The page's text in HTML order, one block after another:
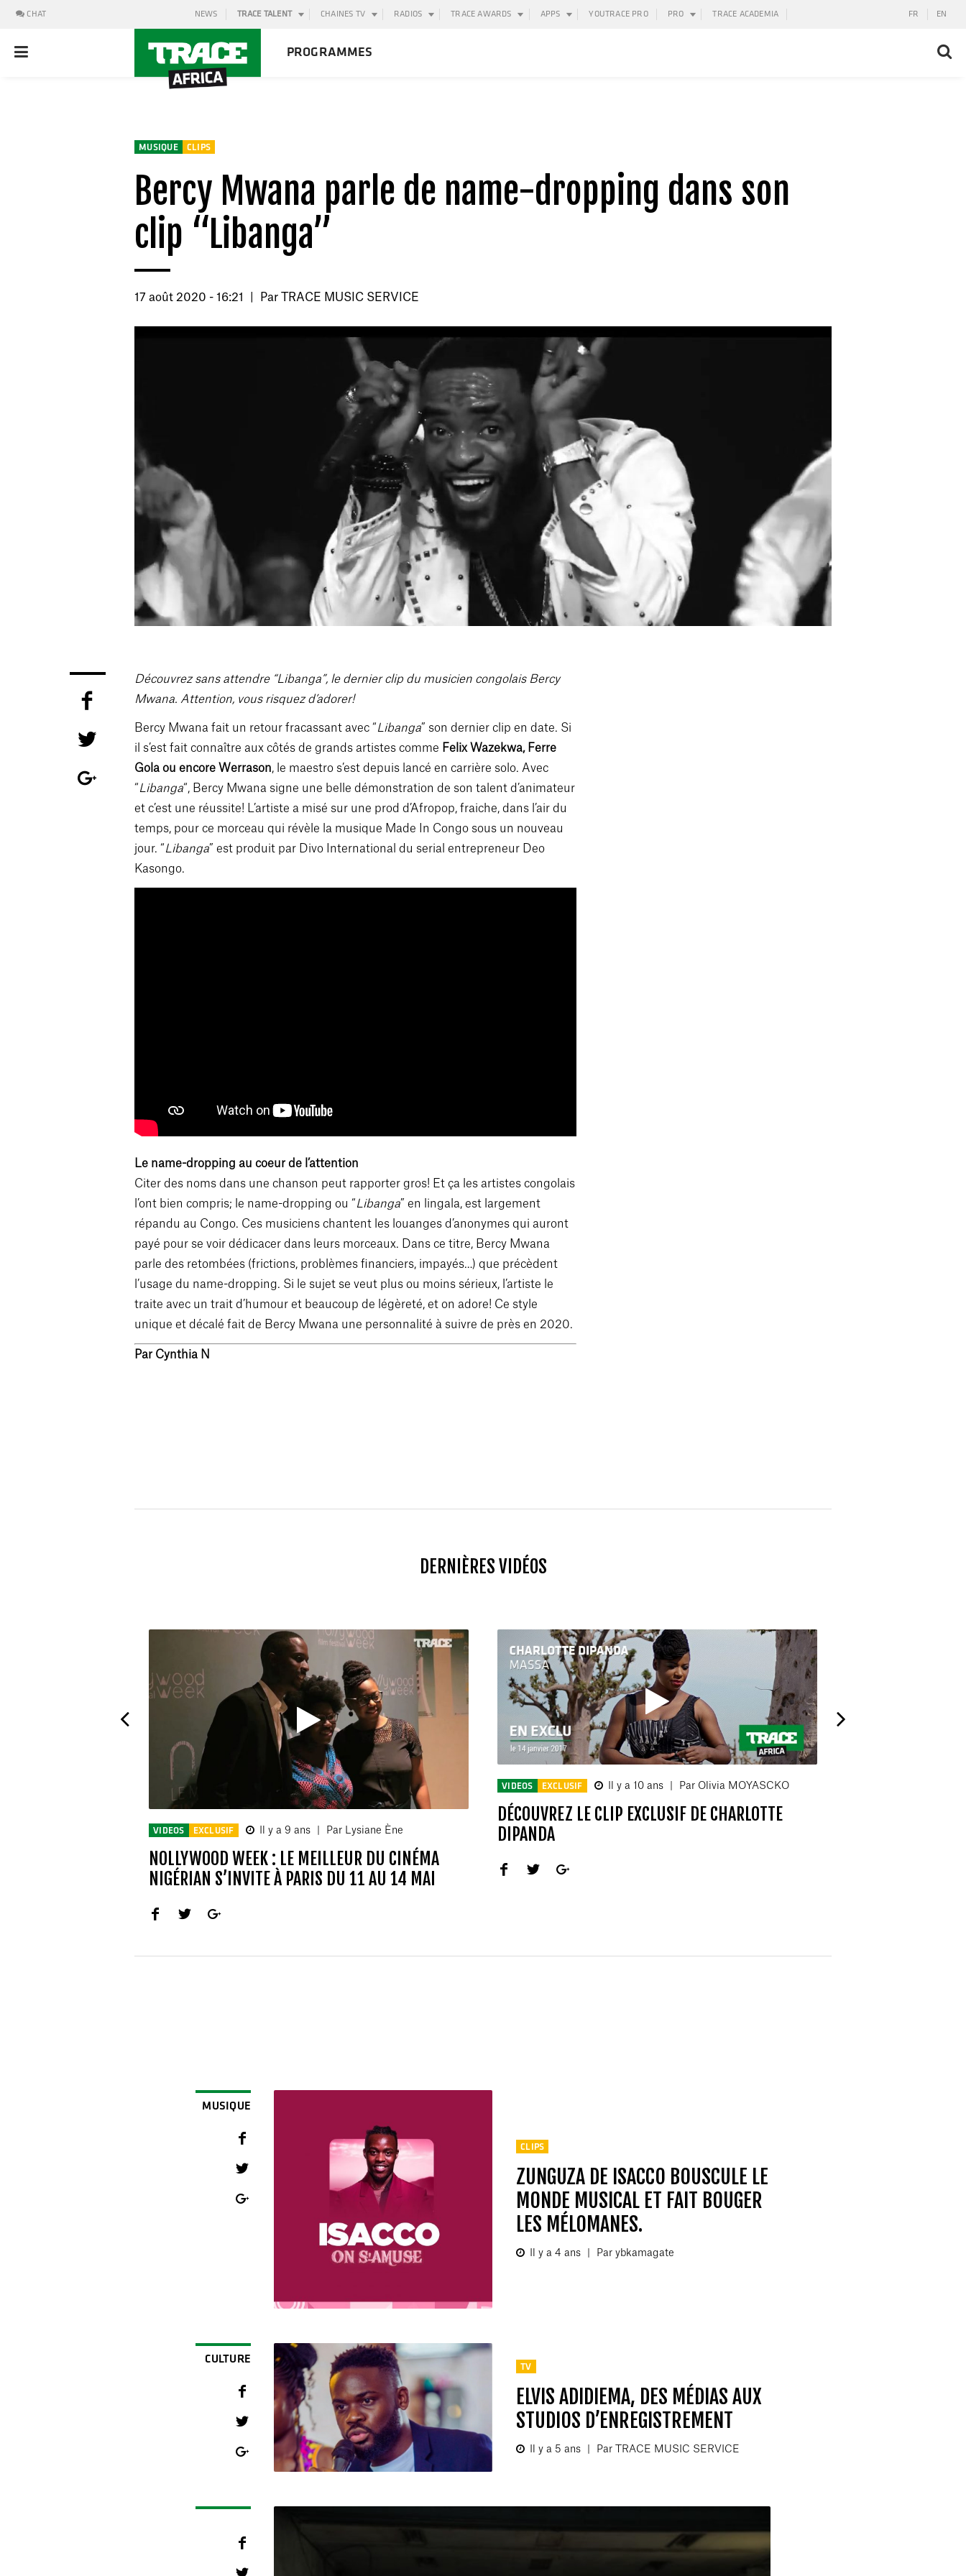
CHAT FR EN
NEWS TRACE TALENT CHAINES TV RADIOS TRACE AWARDS APPS YOUTRACE PRO PRO TRACE ACADEMIA
PROGRAMMES
MUSIQUE CLIPS
Bercy Mwana parle de name-dropping dans son
clip “Libanga”
17 août 2020 - 16:21 Par TRACE MUSIC SERVICE
Découvrez sans attendre “Libanga”, le dernier clip du musicien congolais Bercy
Mwana. Attention, vous risquez d’adorer!
Bercy Mwana fait un retour fracassant avec “Libanga” son dernier clip en date. Si
il s’est fait connaître aux côtés de grands artistes comme Felix Wazekwa, Ferre
Gola ou encore Werrason, le maestro s’est depuis lancé en carrière solo. Avec
“Libanga“, Bercy Mwana signe une belle démonstration de son talent d’animateur
et c’est une réussite! L’artiste a misé sur une prod d’Afropop, fraiche, dans l’air du
temps, pour ce morceau qui révèle la musique Made In Congo sous un nouveau
jour. “Libanga” est produit par Divo International du serial entrepreneur Deo
Kasongo.
Le name-dropping au coeur de l’attention
Citer des noms dans une chanson peut rapporter gros! Et ça les artistes congolais
l’ont bien compris; le name-dropping ou “Libanga” en lingala, est largement
répandu au Congo. Ces musiciens chantent les louanges d’anonymes qui auront
payé pour se voir dédicacer dans leurs morceaux. Dans ce titre, Bercy Mwana
parle des retombées (frictions, problèmes financiers, impayés…) que précèdent
l’usage du name-dropping. Si le sujet se veut plus ou moins sérieux, l’artiste le
traite avec un trait d’humour et beaucoup de légèreté, et on adore! Ce style
unique et décalé fait de Bercy Mwana une personnalité à suivre de près en 2020.
Par Cynthia N
DERNIÈRES VIDÉOS
VIDEOS EXCLUSIF Il y a 9 ans Par Lysiane Ène
NOLLYWOOD WEEK : LE MEILLEUR DU CINÉMA
NIGÉRIAN S’INVITE À PARIS DU 11 AU 14 MAI
VIDEOS EXCLUSIF Il y a 10 ans Par Olivia MOYASCKO
DÉCOUVREZ LE CLIP EXCLUSIF DE CHARLOTTE
DIPANDA
MUSIQUE
CLIPS
ZUNGUZA DE ISACCO BOUSCULE LE
MONDE MUSICAL ET FAIT BOUGER
LES MÉLOMANES.
Il y a 4 ans Par ybkamagate
CULTURE
TV
ELVIS ADIDIEMA, DES MÉDIAS AUX
STUDIOS D’ENREGISTREMENT
Il y a 5 ans Par TRACE MUSIC SERVICE